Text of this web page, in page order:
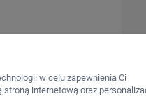
w celu zapewnienia Ci
internetową oraz